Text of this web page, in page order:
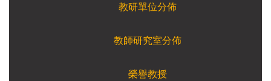
教研單位分佈
教師研究室分佈
榮譽教授